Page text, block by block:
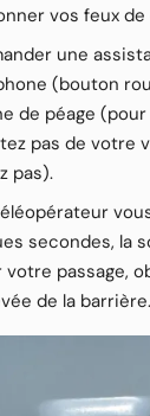
vos feux
une
(bouton
de péage
pas de votre
pas).
secondes, la
votre passage,
de la barrière.